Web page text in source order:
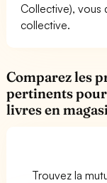
Collective), vous
collective.
Comparez les
pertinents
livres en
Trouvez la